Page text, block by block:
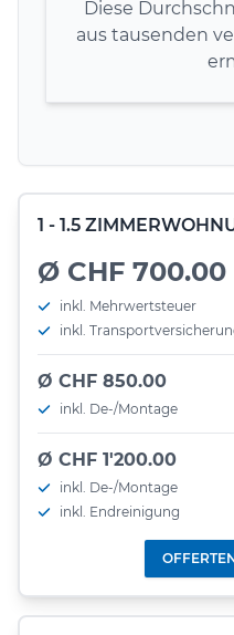
Diese
aus tausenden
1 - 1.5
Ø CHF 700.00
inkl. Mehrwertsteuer
inkl.
Ø CHF 850.00
inkl. De-/Montage
Ø CHF 1'200.00
inkl. De-/Montage
inkl. Endreinigung